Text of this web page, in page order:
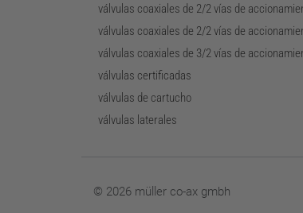
válvulas coaxiales de 2/2 vías de
válvulas coaxiales de 2/2 vías de
válvulas coaxiales de 3/2 vías de
válvulas certificadas
válvulas de cartucho
válvulas laterales
© 2026 müller co-ax gmbh